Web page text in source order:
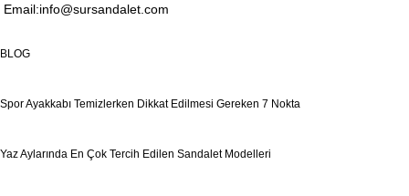
Email:info@sursandalet.com
BLOG
Spor Ayakkabı Temizlerken Dikkat Edilmesi Gereken 7 Nokta
Yaz Aylarında En Çok Tercih Edilen Sandalet Modelleri